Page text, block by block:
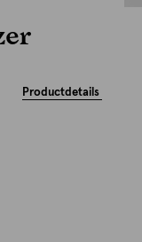
Productdetails